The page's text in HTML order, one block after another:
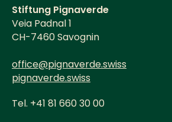
Stiftung Pignaverde
Veia Padnal 1
CH-7460 Savognin
office@pignaverde.swiss
pignaverde.swiss
Tel. +41 81 660 30 00